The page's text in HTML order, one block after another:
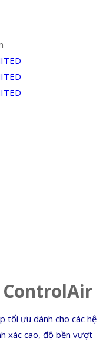
tối ưu dành cho các hệ
xác cao, độ bền vượt